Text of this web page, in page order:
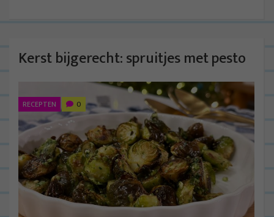
Kerst bijgerecht: spruitjes met pesto
RECEPTEN 0